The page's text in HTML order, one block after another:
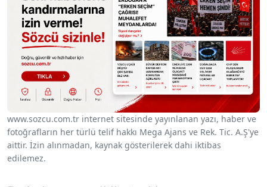
www.sozcu.com.tr internet sitesinde yayınlanan yazı, haber ve
fotoğrafların her türlü telif hakkı Mega Ajans ve Rek. Tic. A.Ş'ye
aittir. İzin alınmadan, kaynak gösterilerek dahi iktibas
edilemez.